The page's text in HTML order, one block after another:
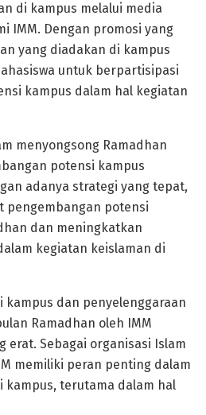
di kampus melalui media
IMM. Dengan promosi yang
yang diadakan di kampus
untuk berpartisipasi
kampus dalam hal kegiatan
menyongsong Ramadhan
potensi kampus
adanya strategi yang tepat,
pengembangan potensi
dan meningkatkan
kegiatan keislaman di
kampus dan penyelenggaraan
Ramadhan oleh IMM
erat. Sebagai organisasi Islam
memiliki peran penting dalam
kampus, terutama dalam hal